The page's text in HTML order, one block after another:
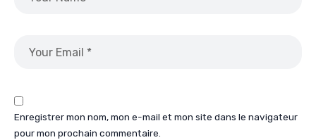
Enregistrer mon nom, mon e-mail et mon site dans le navigateur
pour mon prochain commentaire.